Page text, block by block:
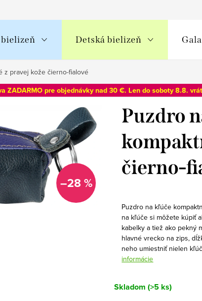
Detská bielizeň
z pravej kože čierno-fialové
ZADARMO pre objednávky nad 30 €. Len dosoboty 8.8.
–28 %
Puzdro
čierno-
Puzdro na kľúče
na kľúče si môžete kúpiť
kabelky a tiež ako pekný
hlavné vrecko na zips,
neho umiestniť nielen
informácie
Skladom (>5 ks)